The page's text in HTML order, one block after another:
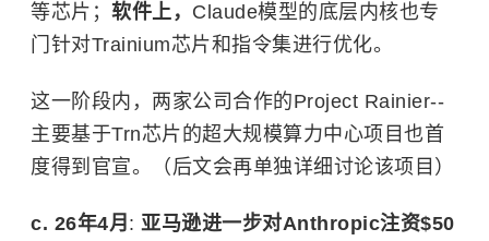
等芯片； 软件上， Claude模型的底层内核也专
门针对Trainium芯片和指令集进行优化。
这一阶段内，两家公司合作的Project Rainier--
主要基于Trn芯片的超大规模算力中心项目也首
度得到官宣。（后文会再单独详细讨论该项目）
c. 26年4月 : 亚马逊进一步对Anthropic注资$50